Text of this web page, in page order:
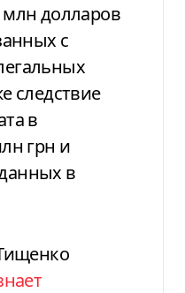
долларов
с
следствие
в
грн и
в